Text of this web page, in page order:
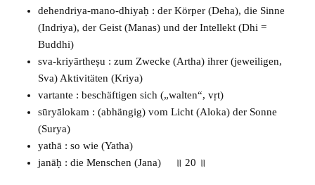
dehendriya-mano-dhiyaḥ : der Körper (Deha), die Sinne
(Indriya), der Geist (Manas) und der Intellekt (Dhi =
Buddhi)
sva-kriyārtheṣu : zum Zwecke (Artha) ihrer (jeweiligen,
Sva) Aktivitäten (Kriya)
vartante : beschäftigen sich („walten“,vṛt)
sūryālokam : (abhängig) vom Licht (Aloka) der Sonne
(Surya)
yathā : so wie (Yatha)
janāḥ : die Menschen (Jana) ॥ 20 ॥